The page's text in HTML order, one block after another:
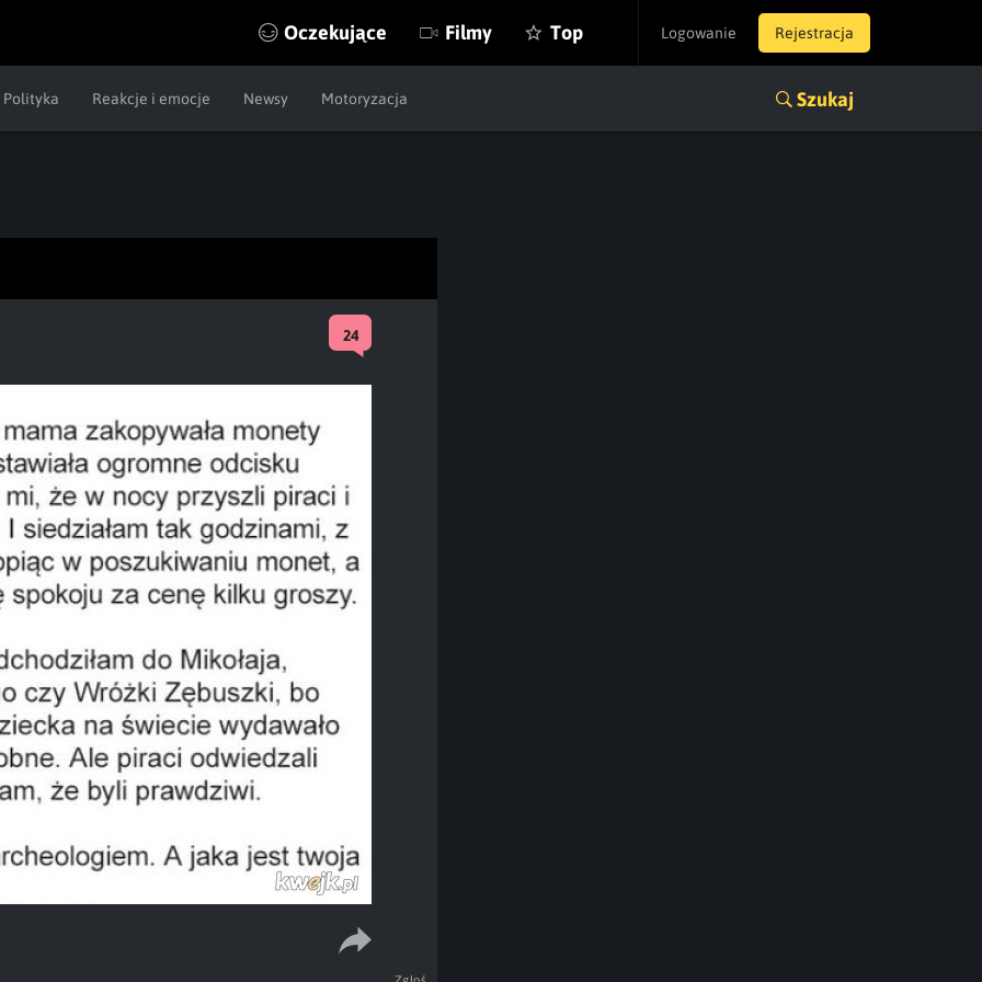
Logowanie Rejestracja
Oczekujące Filmy Top
Polityka Reakcje i emocje Newsy Motoryzacja Szukaj
24